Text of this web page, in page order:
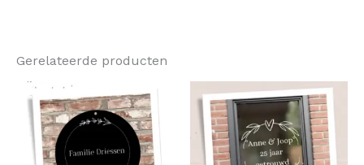
Gerelateerde producten